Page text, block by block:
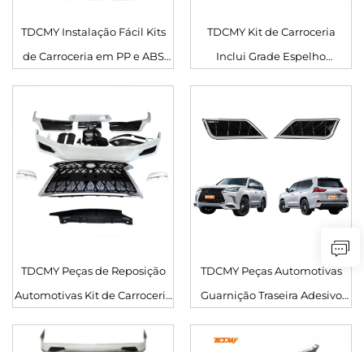
TDCMY Instalação Fácil Kits
de Carroceria em PP e ABS
Conjunto de Carroceria para
Lexus LX570 2017
TDCMY Kit de Carroceria
Inclui Grade Espelho
2016-2020 Retrofit/atualização
TDCMY Peças de Reposição
Automotivas Kit de Carroceria
Lexus LX570 2016 2017 2018
TDCMY Peças Automotivas
Guarnição Traseira Adesivo
Lexus LX570 2016-2020